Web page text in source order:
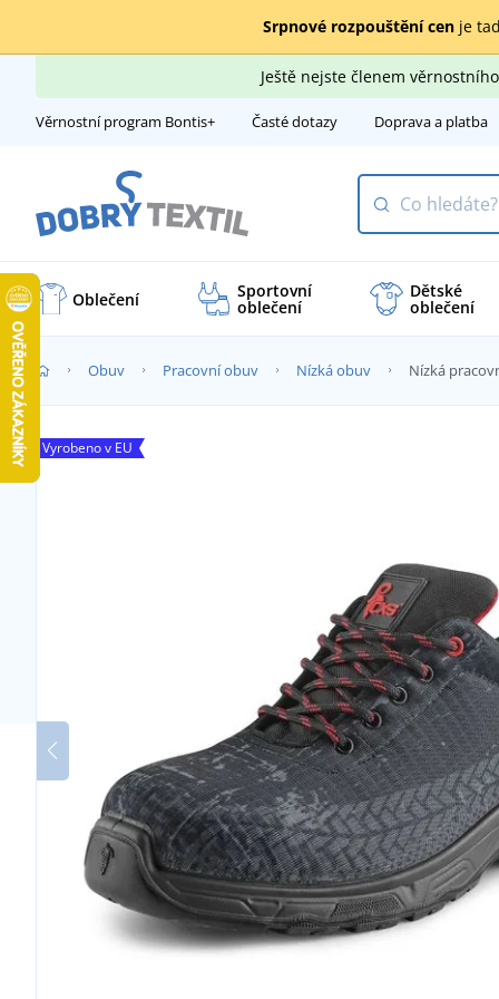
Srpnové rozpouštění cenje
Ještě nejste členem
Věrnostní program Bontis+ Časté dotazy Doprava a platba
Oblečení Sportovní
oblečení
Dětské
oblečení
Obuv Pracovní obuv Nízká obuv Nízká
Vyrobeno v EU